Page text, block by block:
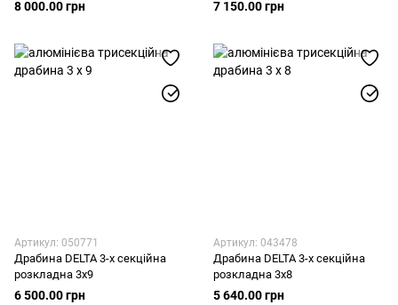
8 000.00 грн 7 150.00 грн
Артикул: 050771
Драбина DELTA 3-х секційна
розкладна 3х9
6 500.00 грн
Артикул: 043478
Драбина DELTA 3-х секційна
розкладна 3х8
5 640.00 грн